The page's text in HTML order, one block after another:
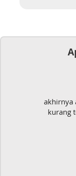
akhirnya
kurang